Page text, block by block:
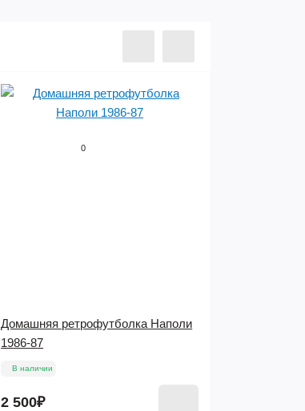
0
Домашняя ретрофутболка Наполи
1986-87
В наличии
2 500₽